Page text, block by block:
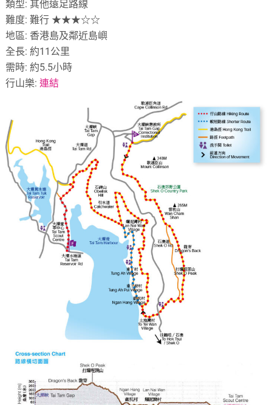
類型: 其他遠足路線
難度: 難行 ★★★☆☆
地區: 香港島及鄰近島嶼
全長: 約11公里
需時: 約5.5小時
行山樂:連結